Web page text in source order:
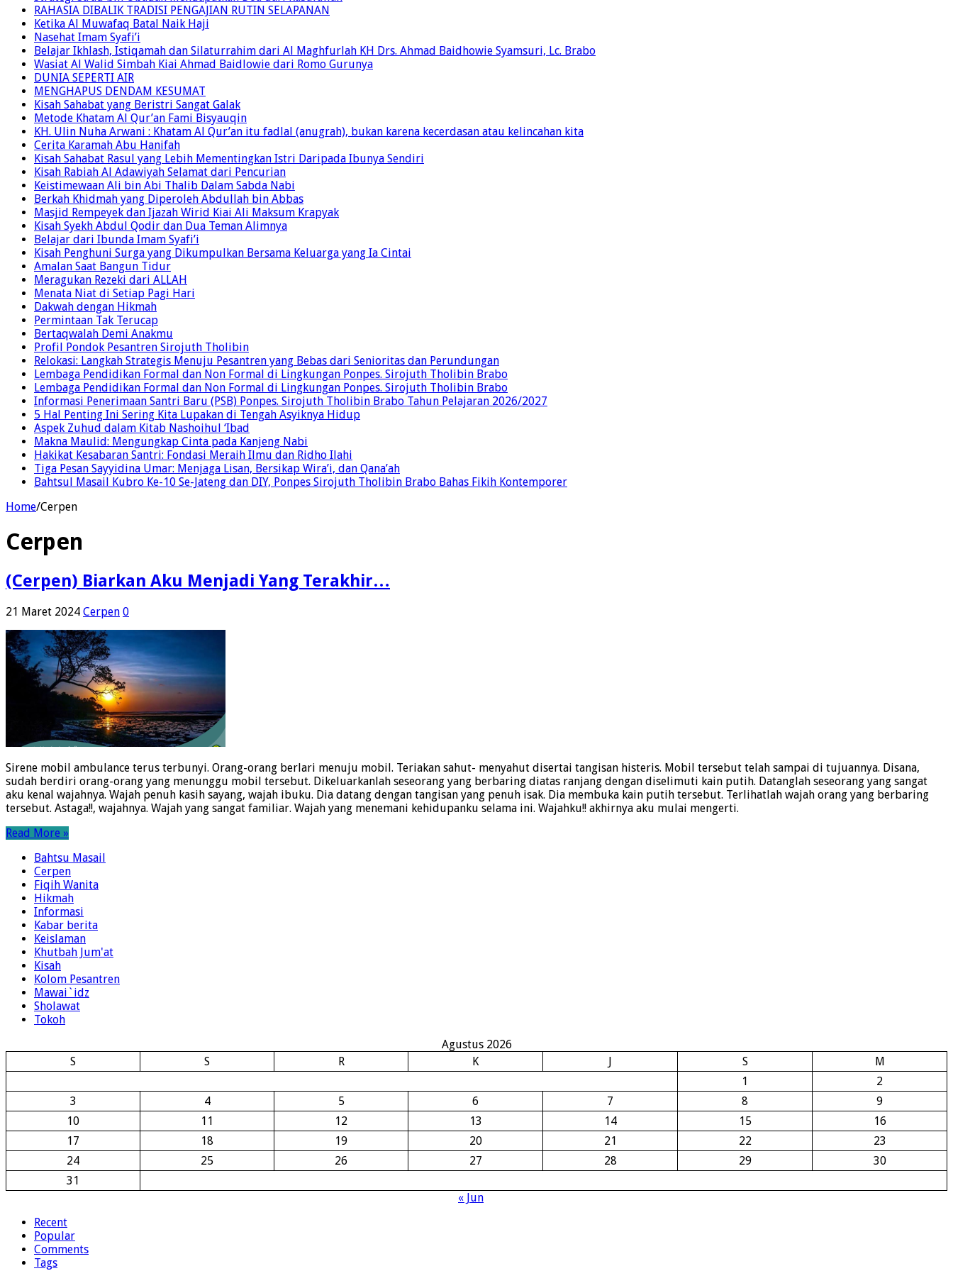
RAHASIA DIBALIK TRADISI PENGAJIAN RUTIN SELAPANAN
Ketika Al Muwafaq Batal Naik Haji
Nasehat Imam Syafi’i
Belajar Ikhlash, Istiqamah dan Silaturrahim dari Al Maghfurlah KH Drs. Ahmad Baidhowie Syamsuri, Lc. Brabo
Wasiat Al Walid Simbah Kiai Ahmad Baidlowie dari Romo Gurunya
DUNIA SEPERTI AIR
MENGHAPUS DENDAM KESUMAT
Kisah Sahabat yang Beristri Sangat Galak
Metode Khatam Al Qur’an Fami Bisyauqin
KH. Ulin Nuha Arwani : Khatam Al Qur’an itu fadlal (anugrah), bukan karena kecerdasan atau kelincahan kita
Cerita Karamah Abu Hanifah
Kisah Sahabat Rasul yang Lebih Mementingkan Istri Daripada Ibunya Sendiri
Kisah Rabiah Al Adawiyah Selamat dari Pencurian
Keistimewaan Ali bin Abi Thalib Dalam Sabda Nabi
Berkah Khidmah yang Diperoleh Abdullah bin Abbas
Masjid Rempeyek dan Ijazah Wirid Kiai Ali Maksum Krapyak
Kisah Syekh Abdul Qodir dan Dua Teman Alimnya
Belajar dari Ibunda Imam Syafi’i
Kisah Penghuni Surga yang Dikumpulkan Bersama Keluarga yang Ia Cintai
Amalan Saat Bangun Tidur
Meragukan Rezeki dari ALLAH
Menata Niat di Setiap Pagi Hari
Dakwah dengan Hikmah
Permintaan Tak Terucap
Bertaqwalah Demi Anakmu
Profil Pondok Pesantren Sirojuth Tholibin
Relokasi: Langkah Strategis Menuju Pesantren yang Bebas dari Senioritas dan Perundungan
Lembaga Pendidikan Formal dan Non Formal di Lingkungan Ponpes. Sirojuth Tholibin Brabo
Lembaga Pendidikan Formal dan Non Formal di Lingkungan Ponpes. Sirojuth Tholibin Brabo
Informasi Penerimaan Santri Baru (PSB) Ponpes. Sirojuth Tholibin Brabo Tahun Pelajaran 2026/2027
5 Hal Penting Ini Sering Kita Lupakan di Tengah Asyiknya Hidup
Aspek Zuhud dalam Kitab Nashoihul ‘Ibad
Makna Maulid: Mengungkap Cinta pada Kanjeng Nabi
Hakikat Kesabaran Santri: Fondasi Meraih Ilmu dan Ridho Ilahi
Tiga Pesan Sayyidina Umar: Menjaga Lisan, Bersikap Wira’i, dan Qana’ah
Bahtsul Masail Kubro Ke-10 Se-Jateng dan DIY, Ponpes Sirojuth Tholibin Brabo Bahas Fikih Kontemporer
Home/Cerpen
Cerpen
(Cerpen) Biarkan Aku Menjadi Yang Terakhir…
21 Maret 2024 Cerpen 0
Sirene mobil ambulance terus terbunyi. Orang-orang berlari menuju mobil. Teriakan sahut- menyahut disertai tangisan histeris. Mobil tersebut telah sampai di tujuannya. Disana,
sudah berdiri orang-orang yang menunggu mobil tersebut. Dikeluarkanlah seseorang yang berbaring diatas ranjang dengan diselimuti kain putih. Datanglah seseorang yang sangat
aku kenal wajahnya. Wajah penuh kasih sayang, wajah ibuku. Dia datang dengan tangisan yang penuh isak. Dia membuka kain putih tersebut. Terlihatlah wajah orang yang berbaring
tersebut. Astaga!!, wajahnya. Wajah yang sangat familiar. Wajah yang menemani kehidupanku selama ini. Wajahku!! akhirnya aku mulai mengerti.
Read More »
Bahtsu Masail
Cerpen
Fiqih Wanita
Hikmah
Informasi
Kabar berita
Keislaman
Khutbah Jum'at
Kisah
Kolom Pesantren
Mawai`idz
Sholawat
Tokoh
Agustus 2026
S
S R K J S
M
1
2
3
4 5 6 7 8
9
10
11 12 13 14 15
16
17
18 19 20 21 22
23
24
25 26 27 28 29
30
31
« Jun
Recent
Popular
Comments
Tags